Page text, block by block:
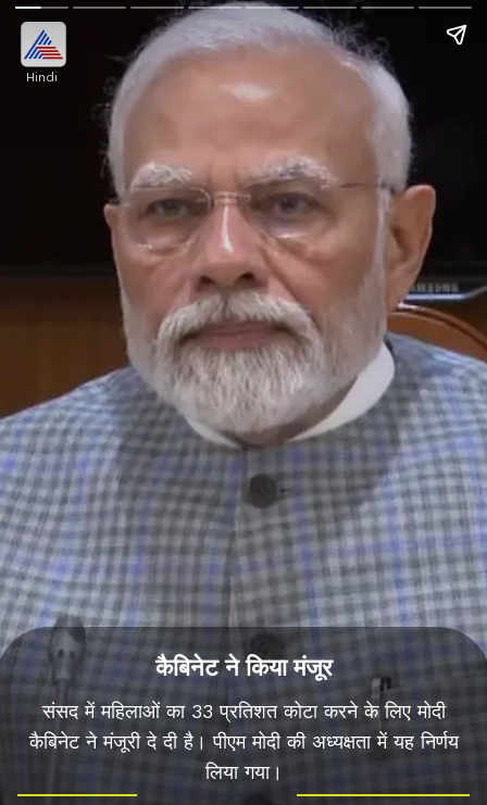
Hindi
कैबिनेट ने किया मंजूर
संसद में महिलाओं का 33 प्रतिशत कोटा करने के लिए मोदी
कैबिनेट ने मंजूरी दे दी है। पीएम मोदी की अध्यक्षता में यह निर्णय
लिया गया।